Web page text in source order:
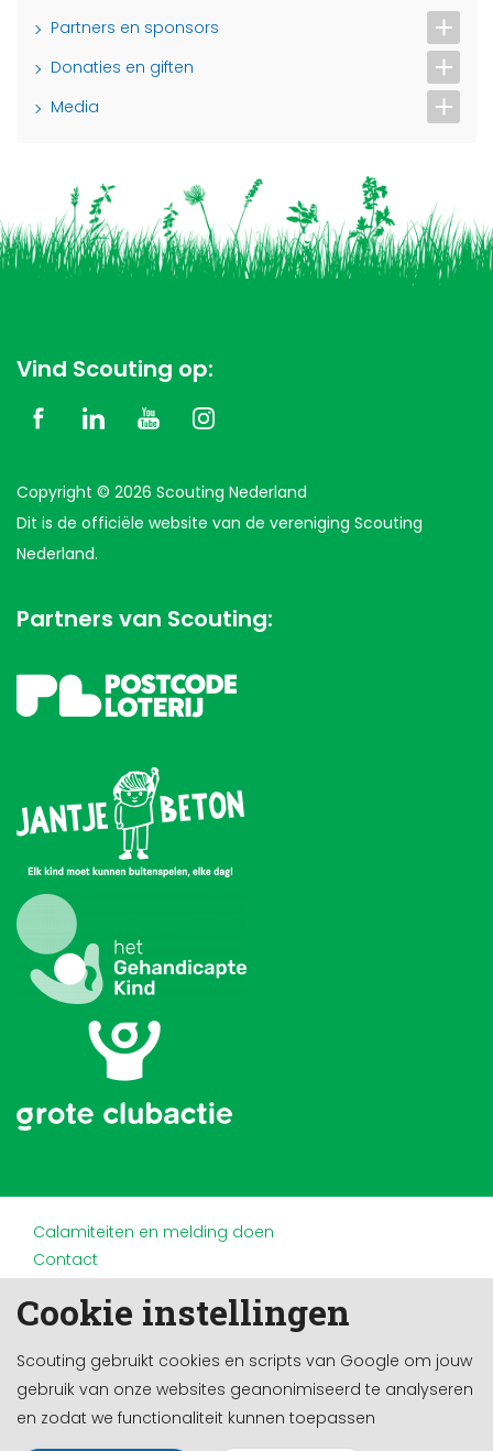
Cookie instellingen
Scouting gebruikt cookies en scripts van Google om jouw
gebruik van onze websites geanonimiseerd te analyseren
en zodat we functionaliteit kunnen toepassen
Partners en sponsors
Donaties en giften
Media
Vind Scouting op:
Copyright © 2026 Scouting Nederland
Dit is de officiële website van de vereniging Scouting
Nederland.
Partners van Scouting:
Calamiteiten en melding doen
Contact
Doneren en nalaten
Privacy
Werken bij
Cookie-instellingen